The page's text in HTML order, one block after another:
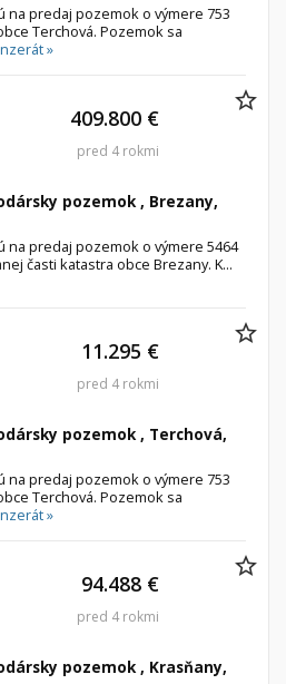
na predaj pozemok o výmere 753
Terchová. Pozemok sa
»
pozemok , Brezany,
na predaj pozemok o výmere 5464
časti katastra obce Brezany. K...
409.800 €
pred 4 rokmi
pozemok , Terchová,
na predaj pozemok o výmere 753
Terchová. Pozemok sa
»
11.295 €
pred 4 rokmi
pozemok , Krasňany,
94.488 €
pred 4 rokmi